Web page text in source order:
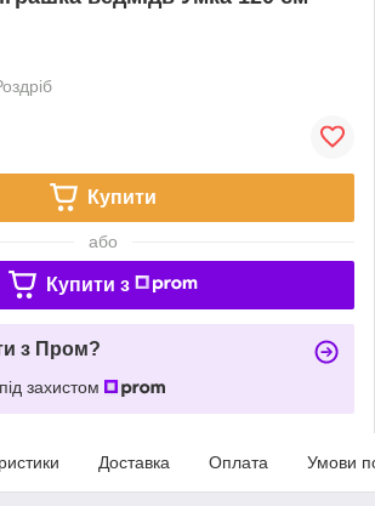
Купити
або
Купити з
з Пром?
захистом
Доставка Оплата Умови